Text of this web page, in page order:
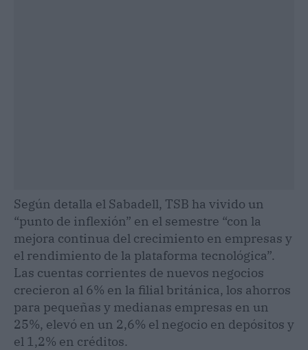
Según detalla el Sabadell, TSB ha vivido un
“punto de inflexión” en el semestre “con la
mejora continua del crecimiento en empresas y
el rendimiento de la plataforma tecnológica”.
Las cuentas corrientes de nuevos negocios
crecieron al 6% en la filial británica, los ahorros
para pequeñas y medianas empresas en un
25%, elevó en un 2,6% el negocio en depósitos y
el 1,2% en créditos.